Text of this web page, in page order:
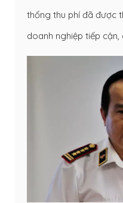
thống thu phí đã được
doanh nghiệp tiếp cận,